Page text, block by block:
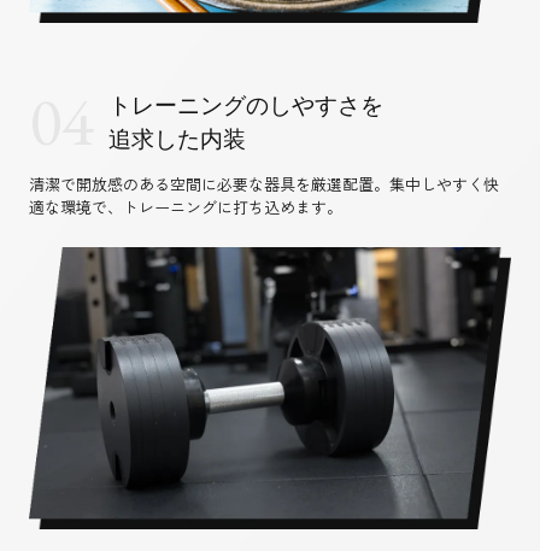
トレーニングのしやすさを
追求した内装
清潔で開放感のある空間に必要な器具を厳選配置。集中しやすく快
適な環境で、トレーニングに打ち込めます。